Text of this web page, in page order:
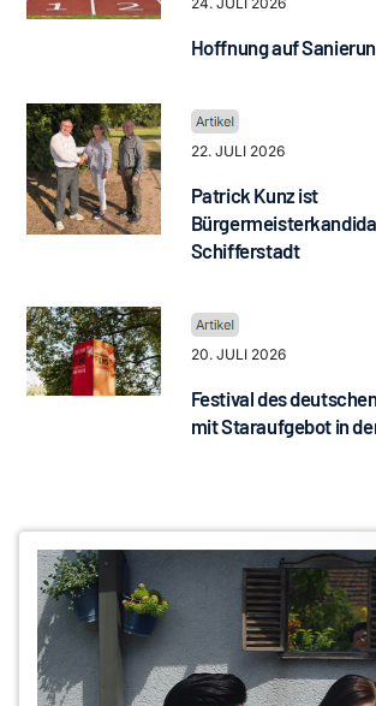
Hoffnung auf
22. JULI 2026
Patrick Kunz ist
Schifferstadt
20. JULI 2026
Festival des
mit Staraufgebot in